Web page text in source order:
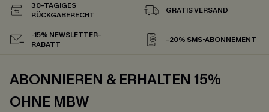
30-TÄGIGES
RÜCKGABERECHT
GRATIS VERSAND
-15% NEWSLETTER-
RABATT
-20% SMS-ABONNEMENT
ABONNIEREN & ERHALTEN 15%
OHNE MBW